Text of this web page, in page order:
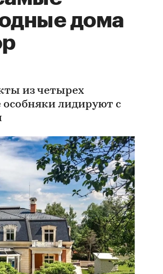
дома
из четырех
лидируют с